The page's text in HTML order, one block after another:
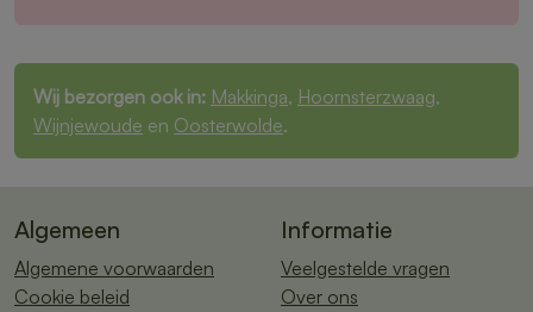
Wij bezorgen ook in: Makkinga, Hoornsterzwaag,
Wijnjewoude en Oosterwolde.
Algemeen
Algemene voorwaarden
Cookie beleid
Informatie
Veelgestelde vragen
Over ons